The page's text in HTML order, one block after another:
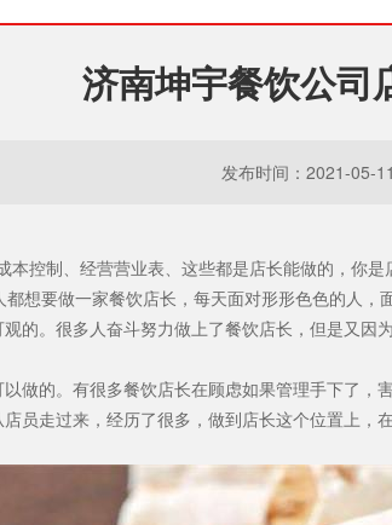
济南坤宇餐饮公司
发布时间：2021-05-
控制、经营营业表、这些都是店长能做的，你是
都想要做一家餐饮店长，每天面对形形色色的人
的。很多人奋斗努力做上了餐饮店长，但是又
做的。有很多餐饮店长在顾虑如果管理手下了
员走过来，经历了很多，做到店长这个位置上